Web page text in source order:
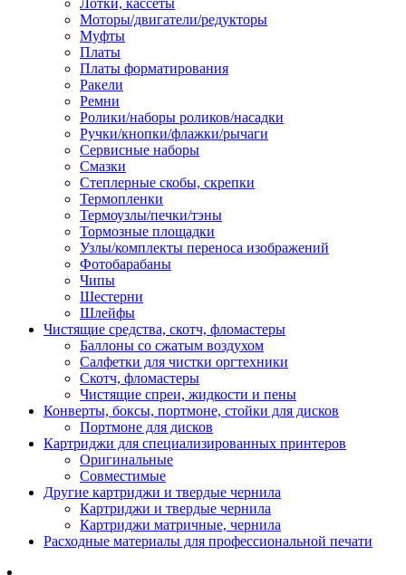
Ящик для хранения инструмента и
Анкер болтовой
Болт анкерный
Болт с т-образной головкой
Болт с шестигранной головкой
Винт с кольцом
Гайка длинная
Гайка скользящая
Гайка стопорная
Лента монтажная
Основание монтажное для
стяжек и элементов
Растворитель
Саморез
Саморез по дереву
Скоба такелажная, шакл
Стержень резьбовой
Хомут резьбовой u-образной
(стремянка)
Шайба
Шпилька резьбовая
Моторы/двигатели/редукторы
Муфты
Платы
Платы форматирования
Ракели
Ремни
Ролики/наборы роликов/насадки
Ручки/кнопки/флажки/рычаги
Сервисные наборы
Смазки
Степлерные скобы, скрепки
Термопленки
Термоузлы/печки/тэны
Тормозные площадки
Узлы/комплекты переноса изображений
Фотобарабаны
Чипы
Шестерни
Шлейфы
Чистящие средства, скотч, фломастеры
Баллоны со сжатым воздухом
Салфетки для чистки оргтехники
Скотч, фломастеры
Чистящие спреи, жидкости и пены
Конверты, боксы, портмоне, стойки для дисков
Портмоне для дисков
Картриджи для специализированных принтеров
Оригинальные
Совместимые
Другие картриджи и твердые чернила
Картриджи и твердые чернила
Картриджи матричные, чернила
Расходные материалы для профессиональной печати